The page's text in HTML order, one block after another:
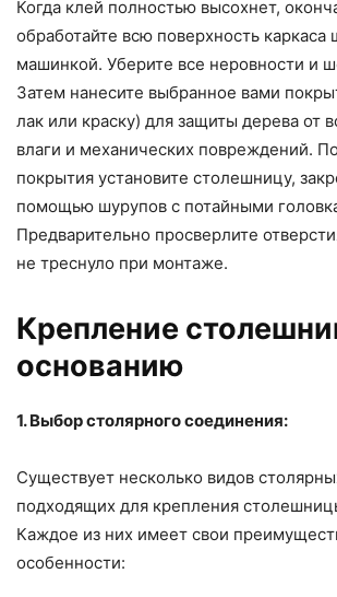
Когда клей полностью высохнет,
обработайте всю поверхность каркаса
машинкой. Уберите все неровности и
Затем нанесите выбранное вами
лак или краску) для защиты дерева от
влаги и механических повреждений.
покрытия установите столешницу,
помощью шурупов с потайными
Предварительно просверлите
не треснуло при монтаже.
Крепление
основанию
1. Выбор столярного соединения:
Существует несколько видов
подходящих для крепления
Каждое из них имеет свои
особенности: